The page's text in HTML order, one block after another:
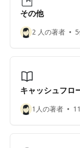
​その他
2 人の著者
キャッシュフ
1人の著者